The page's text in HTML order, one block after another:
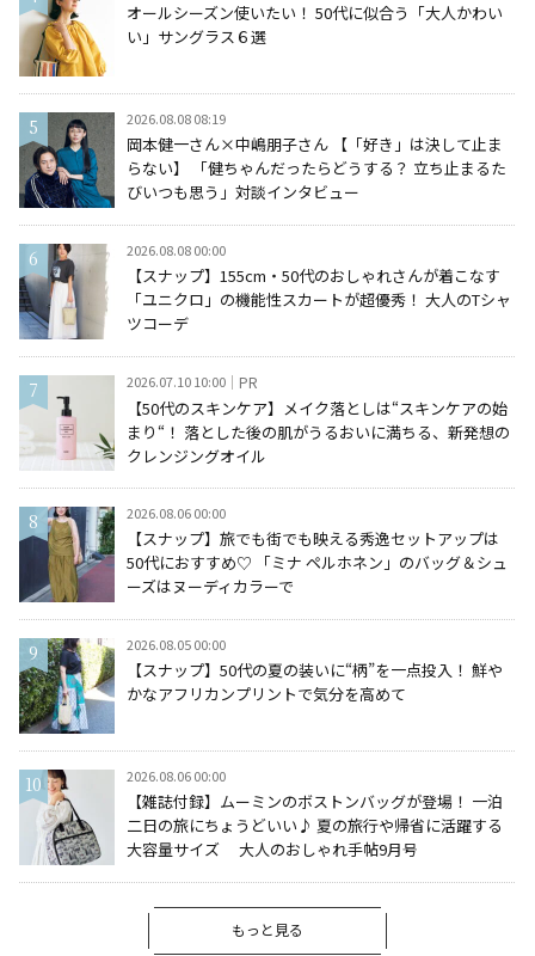
オールシーズン使いたい！ 50代に似合う「大人かわい
い」サングラス６選
2026.08.08 08:19
岡本健一さん×中嶋朋子さん 【「好き」は決して止ま
らない】 「健ちゃんだったらどうする？ 立ち止まるた
びいつも思う」対談インタビュー
2026.08.08 00:00
【スナップ】155cm・50代のおしゃれさんが着こなす
「ユニクロ」の機能性スカートが超優秀！ 大人のTシャ
ツコーデ
2026.07.10 10:00 PR
【50代のスキンケア】メイク落としは“スキンケアの始
まり“！ 落とした後の肌がうるおいに満ちる、新発想の
クレンジングオイル
2026.08.06 00:00
【スナップ】旅でも街でも映える秀逸セットアップは
50代におすすめ♡ 「ミナ ペルホネン」のバッグ＆シュ
ーズはヌーディカラーで
2026.08.05 00:00
【スナップ】50代の夏の装いに“柄”を一点投入！ 鮮や
かなアフリカンプリントで気分を高めて
2026.08.06 00:00
【雑誌付録】ムーミンのボストンバッグが登場！ 一泊
二日の旅にちょうどいい♪ 夏の旅行や帰省に活躍する
大容量サイズ 大人のおしゃれ手帖9月号
もっと見る